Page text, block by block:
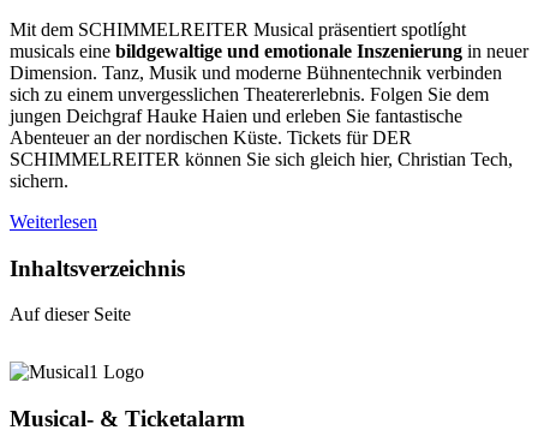
Mit dem SCHIMMELREITER Musical präsentiert spotlíght
musicals eine bildgewaltige und emotionale Inszenierung in neuer
Dimension. Tanz, Musik und moderne Bühnentechnik verbinden
sich zu einem unvergesslichen Theatererlebnis. Folgen Sie dem
jungen Deichgraf Hauke Haien und erleben Sie fantastische
Abenteuer an der nordischen Küste. Tickets für DER
SCHIMMELREITER können Sie sich gleich hier, Christian Tech,
sichern.
Weiterlesen
Inhaltsverzeichnis
Auf dieser Seite
Musical- & Ticketalarm